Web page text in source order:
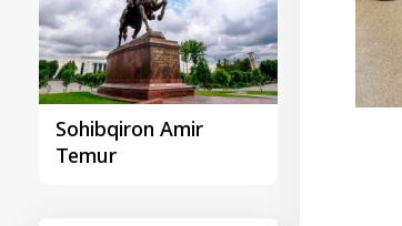
Sohibqiron Amir
Temur